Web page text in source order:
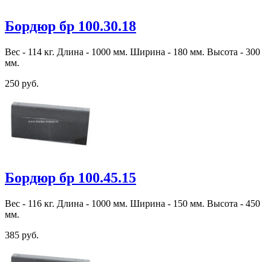
Бордюр бр 100.30.18
Вес - 114 кг. Длина - 1000 мм. Ширина - 180 мм. Высота - 300
мм.
250 руб.
Бордюр бр 100.45.15
Вес - 116 кг. Длина - 1000 мм. Ширина - 150 мм. Высота - 450
мм.
385 руб.